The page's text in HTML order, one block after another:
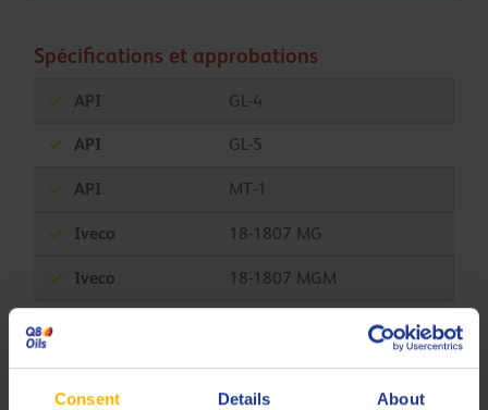
Consent Details About
Spécifications et approbations
API GL-4
API GL-5
API MT-1
Iveco 18-1807 MG
Iveco 18-1807 MGM
MAN 341 Type Z2